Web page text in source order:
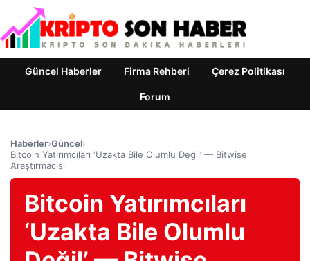
Güncel Haberler Firma Rehberi Çerez Politikası
Forum
Haberler›Güncel›
Bitcoin Yatırımcıları ‘Uzakta Bile Olumlu Değil’ — Bitwise
Araştırmacısı
Bitcoin Yatırımcıları
‘Uzakta Bile Olumlu